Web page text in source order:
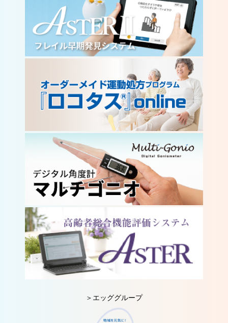
＞エッググループ